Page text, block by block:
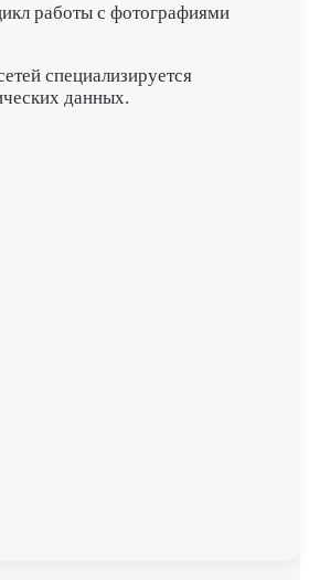
работы с фотографиями
специализируется
данных.